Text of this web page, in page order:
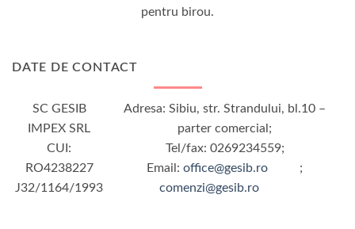
pentru birou.
DATE DE CONTACT
SC GESIB
IMPEX SRL
CUI:
RO4238227
J32/1164/1993
Adresa: Sibiu, str. Strandului, bl.10 –
parter comercial;
Tel/fax: 0269234559;
Email:office@gesib.ro
;
comenzi@gesib.ro